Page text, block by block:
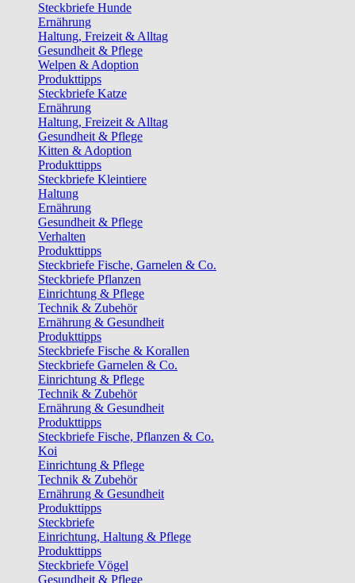
Steckbriefe Hunde
Ernährung
Haltung, Freizeit & Alltag
Gesundheit & Pflege
Welpen & Adoption
Produkttipps
Steckbriefe Katze
Ernährung
Haltung, Freizeit & Alltag
Gesundheit & Pflege
Kitten & Adoption
Produkttipps
Steckbriefe Kleintiere
Haltung
Ernährung
Gesundheit & Pflege
Verhalten
Produkttipps
Steckbriefe Fische, Garnelen & Co.
Steckbriefe Pflanzen
Einrichtung & Pflege
Technik & Zubehör
Ernährung & Gesundheit
Produkttipps
Steckbriefe Fische & Korallen
Steckbriefe Garnelen & Co.
Einrichtung & Pflege
Technik & Zubehör
Ernährung & Gesundheit
Produkttipps
Steckbriefe Fische, Pflanzen & Co.
Koi
Einrichtung & Pflege
Technik & Zubehör
Ernährung & Gesundheit
Produkttipps
Steckbriefe
Einrichtung, Haltung & Pflege
Produkttipps
Steckbriefe Vögel
Gesundheit & Pflege